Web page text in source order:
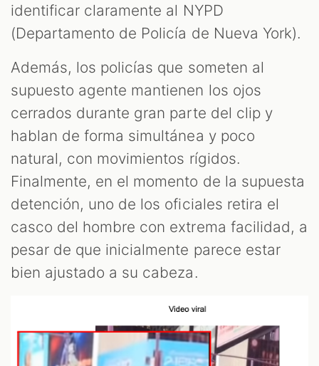
identificar claramente al NYPD
(Departamento de Policía de Nueva York).
Además, los policías que someten al
supuesto agente mantienen los ojos
cerrados durante gran parte del clip y
hablan de forma simultánea y poco
natural, con movimientos rígidos.
Finalmente, en el momento de la supuesta
detención, uno de los oficiales retira el
casco del hombre con extrema facilidad, a
pesar de que inicialmente parece estar
bien ajustado a su cabeza.